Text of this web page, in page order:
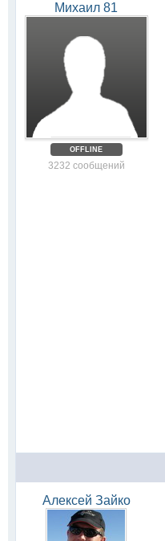
Михаил 81
OFFLINE
3232 сообщений
Алексей Зайко